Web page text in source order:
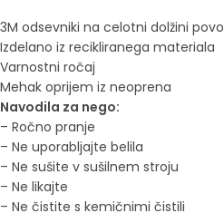
3M odsevniki na celotni dolžini
Izdelano iz recikliranega materiala
Varnostni ročaj
Mehak oprijem iz neoprena
Navodila za nego:
– Ročno pranje
– Ne uporabljajte belila
– Ne sušite v sušilnem stroju
– Ne likajte
– Ne čistite s kemičnimi čistili